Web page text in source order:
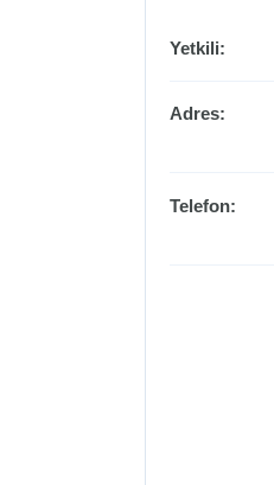
Yetkili:
Adres:
Telefon: